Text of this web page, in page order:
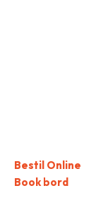
Bestil Online
Book bord